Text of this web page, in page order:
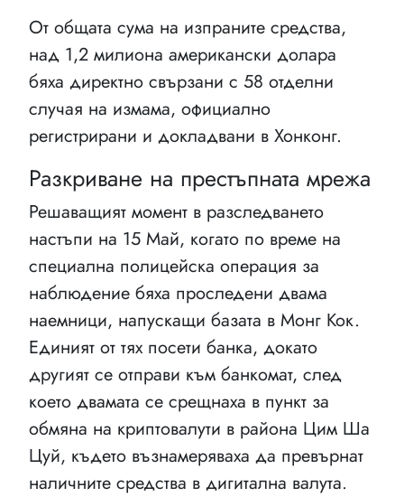
От общата сума на изпраните средства,
над 1,2 милиона американски долара
бяха директно свързани с 58 отделни
случая на измама, официално
регистрирани и докладвани в Хонконг.
Разкриване на престъпната мрежа
Решаващият момент в разследването
настъпи на 15 Май, когато по време на
специална полицейска операция за
наблюдение бяха проследени двама
наемници, напускащи базата в Монг Кок.
Единият от тях посети банка, докато
другият се отправи към банкомат, след
което двамата се срещнаха в пункт за
обмяна на криптовалути в района Цим Ша
Цуй, където възнамеряваха да превърнат
наличните средства в дигитална валута.